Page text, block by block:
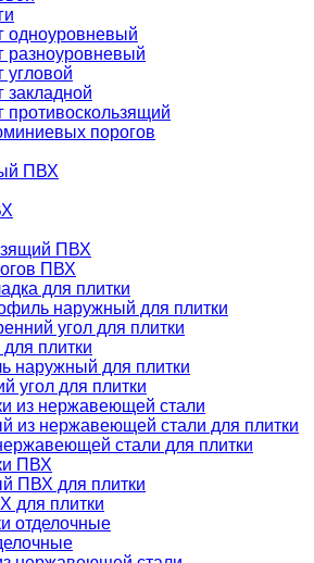
одноуровневый
порогов
ПВХ
ПВХ
ПВХ
для плитки
наружный для плитки
угол для плитки
плитки
наружный для плитки
угол для плитки
из нержавеющей стали
из нержавеющей стали для плитки
стали для плитки
ПВХ
ПВХ для плитки
для плитки
отделочные